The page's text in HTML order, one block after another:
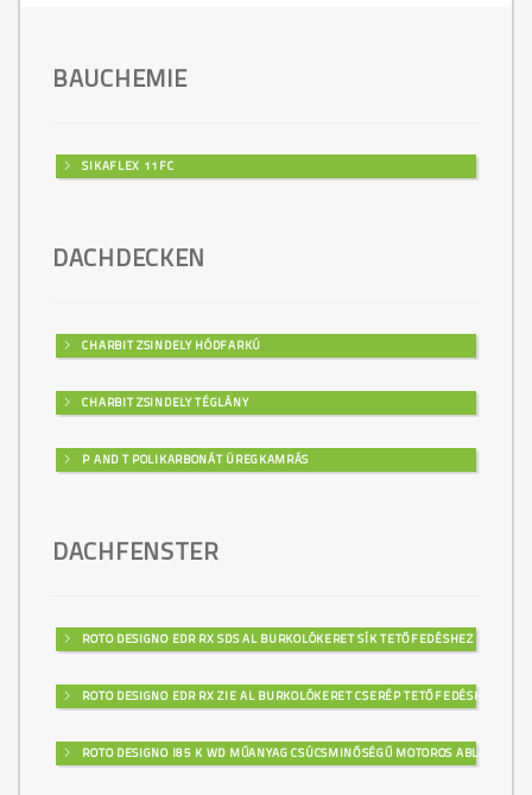
BAUCHEMIE
SIKAFLEX 11FC
DACHDECKEN
CHARBIT ZSINDELY HÓDFARKÚ
CHARBIT ZSINDELY TÉGLÁNY
P AND T POLIKARBONÁT ÜREGKAMRÁS
DACHFENSTER
ROTO DESIGNO EDR RX SDS AL BURKOLÓKERET SÍK TETŐFEDÉSHEZ
ROTO DESIGNO EDR RX ZIE AL BURKOLÓKERET CSERÉP TETŐFEDÉSHEZ
ROTO DESIGNO I85 K WD MŰANYAG CSÚCSMINŐSÉGŰ MOTOROS ABLAK